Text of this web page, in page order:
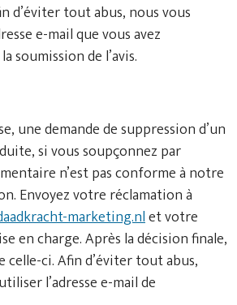
d’éviter tout abus, nous vous
e-mail que vous avez
soumission de l’avis.
une demande de suppression d’un
si vous soupçonnez par
n’est pas conforme à notre
Envoyez votre réclamation à
marketing.nlet votre
en charge. Après la décision finale,
celle-ci. Afin d’éviter tout abus,
l’adresse e-mail de